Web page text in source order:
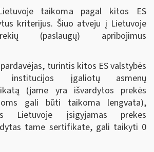
taikoma pagal kitos ES
kriterijus. Šiuo atveju į Lietuvoje
(paslaugų) apribojimus
turintis kitos ES valstybės
institucijos įgaliotų asmenų
(jame yra išvardytos prekės
gali būti taikoma lengvata),
Lietuvoje įsigyjamas prekes
tame sertifikate, gali taikyti 0